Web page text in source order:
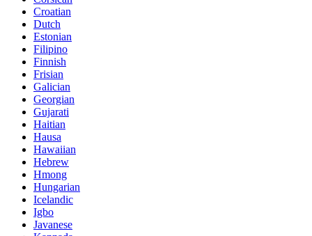
Croatian
Dutch
Estonian
Filipino
Finnish
Frisian
Galician
Georgian
Gujarati
Haitian
Hausa
Hawaiian
Hebrew
Hmong
Hungarian
Icelandic
Igbo
Javanese